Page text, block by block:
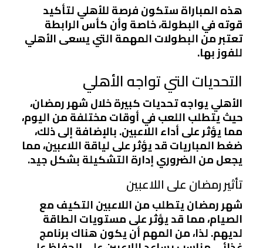
هذه المباراة ستكون فرصة للأهلي لتأكيد
قوته في البطولة، خاصة وأن كأس الرابطة
تعتبر من البطولات المهمة التي يسعى الأهلي
للفوز بها.
التحديات التي تواجه الأهلي
الأهلي يواجه تحديات كبيرة خلال شهر رمضان،
حيث يتطلب اللعب في أوقات مختلفة من اليوم،
مما يؤثر على أداء اللاعبين. بالإضافة إلى ذلك،
ضغط المباريات قد يؤثر على لياقة اللاعبين، مما
يجعل من الضروري إدارة التشكيلة بشكل جيد.
تأثير رمضان على اللاعبين
شهر رمضان يتطلب من اللاعبين التكيف مع
الصيام، مما قد يؤثر على مستويات الطاقة
لديهم. لذا، من المهم أن يكون هناك برنامج